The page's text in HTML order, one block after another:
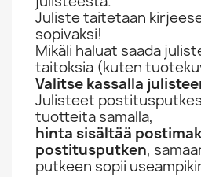
Juliste taitetaan
sopivaksi!
Mikäli haluat saada
taitoksia (kuten
Valitse kassalla
Julisteet
tuotteita samalla,
hinta sisältää
postitusputken,
putkeen sopii